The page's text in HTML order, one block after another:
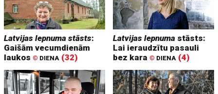
Latvijas lepnuma stāsts:
Gaišām vecumdienām
laukos © DIENA (32)
Latvijas lepnuma stāsts:
Lai ieraudzītu pasauli
bez kara © DIENA (4)